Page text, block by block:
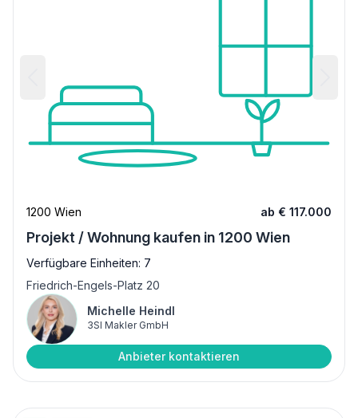
1200 Wien ab € 117.000
Projekt / Wohnung kaufen in 1200 Wien
Verfügbare Einheiten: 7
Friedrich-Engels-Platz 20
Michelle Heindl
3SI Makler GmbH
Anbieter kontaktieren